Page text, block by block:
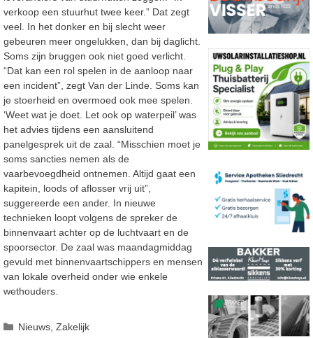
verkoop een stuurhut twee keer.” Dat zegt
veel. In het donker en bij slecht weer
gebeuren meer ongelukken, dan bij daglicht.
Soms zijn bruggen ook niet goed verlicht.
“Dat kan een rol spelen in de aanloop naar
een incident”, zegt Van der Linde. Soms kan
je stoerheid en overmoed ook mee spelen.
‘Weet wat je doet. Let ook op waterpeil’ was
het advies tijdens een aansluitend
panelgesprek uit de zaal. “Misschien moet je
soms sancties nemen als de
vaarbevoegdheid ontnemen. Altijd gaat een
kapitein, loods of aflosser vrij uit”,
suggereerde een ander. In nieuwe
technieken loopt volgens de spreker de
binnenvaart achter op de luchtvaart en de
spoorsector. De zaal was maandagmiddag
gevuld met binnenvaartschippers en mensen
van lokale overheid onder wie enkele
wethouders.
Categorieën
Nieuws,Zakelijk